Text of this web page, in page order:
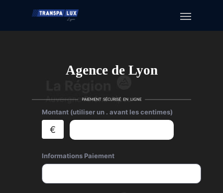
Agence de Lyon
Montant (utiliser un . avant les centimes)
€
Informations Paiement